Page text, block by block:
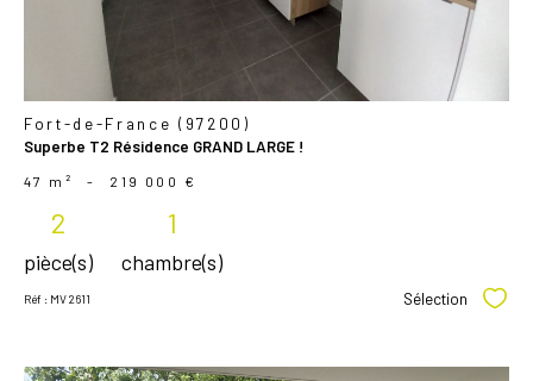
Fort-de-France (97200)
Superbe T2 Résidence GRAND LARGE !
47 m² - 219 000 €
2
pièce(s)
1
chambre(s)
Réf : MV 2611 Sélection